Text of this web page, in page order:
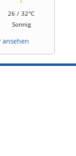
26 / 32°C
Sonnig
ansehen